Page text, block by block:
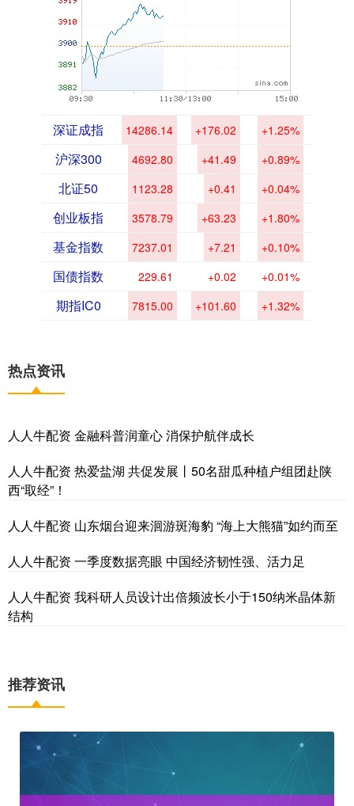
深证成指 14286.14 +176.02 +1.25%
沪深300 4692.80 +41.49 +0.89%
北证50 1123.28 +0.41 +0.04%
创业板指 3578.79 +63.23 +1.80%
基金指数 7237.01 +7.21 +0.10%
国债指数 229.61 +0.02 +0.01%
期指IC0 7815.00 +101.60 +1.32%
热点资讯
人人牛配资 金融科普润童心 消保护航伴成长
人人牛配资 热爱盐湖 共促发展丨50名甜瓜种植户组团赴陕
西“取经”！
人人牛配资 山东烟台迎来洄游斑海豹 “海上大熊猫”如约而至
人人牛配资 一季度数据亮眼 中国经济韧性强、活力足
人人牛配资 我科研人员设计出倍频波长小于150纳米晶体新
结构
推荐资讯